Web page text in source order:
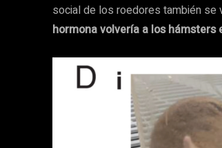
social de los roedores también se
hormona volvería a los hámsters